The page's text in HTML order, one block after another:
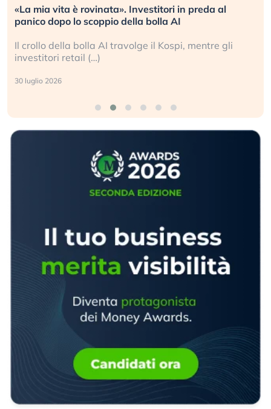
«La mia vita è rovinata». Investitori in preda al
panico dopo lo scoppio della bolla AI
Il crollo della bolla AI travolge il Kospi, mentre gli
investitori retail (…)
30 luglio 2026